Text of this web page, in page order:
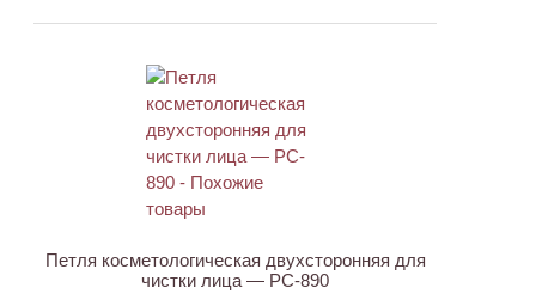
Петля косметологическая двухсторонняя для
чистки лица — PC-890